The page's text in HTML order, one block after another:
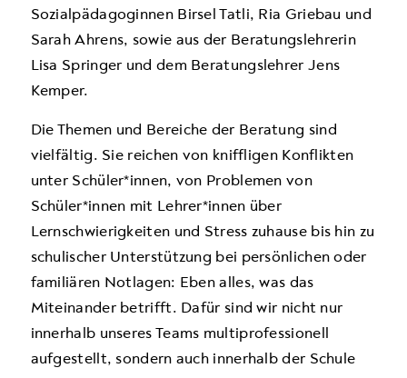
Sozialpädagoginnen Birsel Tatli, Ria Griebau und
Sarah Ahrens, sowie aus der Beratungslehrerin
Lisa Springer und dem Beratungslehrer Jens
Kemper.
Die Themen und Bereiche der Beratung sind
vielfältig. Sie reichen von kniffligen Konflikten
unter Schüler*innen, von Problemen von
Schüler*innen mit Lehrer*innen über
Lernschwierigkeiten und Stress zuhause bis hin zu
schulischer Unterstützung bei persönlichen oder
familiären Notlagen: Eben alles, was das
Miteinander betrifft. Dafür sind wir nicht nur
innerhalb unseres Teams multiprofessionell
aufgestellt, sondern auch innerhalb der Schule